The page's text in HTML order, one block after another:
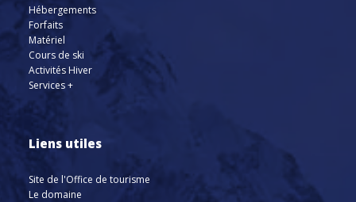
Hébergements
Forfaits
Matériel
Cours de ski
Activités Hiver
Services +
Liens utiles
Site de l'Office de tourisme
Le domaine